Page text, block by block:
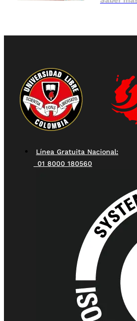
Línea Gratuita Nacional:
01 8000 180560